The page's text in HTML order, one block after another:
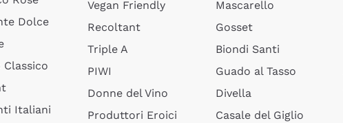
Dolce
Italiani
Vegan Friendly
Recoltant
Triple A
PIWI
Donne del Vino
Produttori Eroici
Mascarello
Gosset
Biondi Santi
Guado al Tasso
Divella
Casale del Giglio